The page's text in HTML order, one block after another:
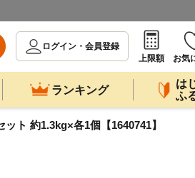
ログイン・会員登録
上限額
お気
ランキング
は
ふ
ト 約1.3kg×各1個【1640741】